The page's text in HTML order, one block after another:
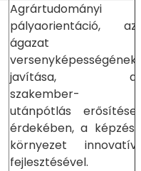
Agrártudományi
pályaorientáció, az
ágazat
versenyképességének
javítása, a
szakember-
utánpótlás erősítése
érdekében, a képzési
környezet innovatív
fejlesztésével.